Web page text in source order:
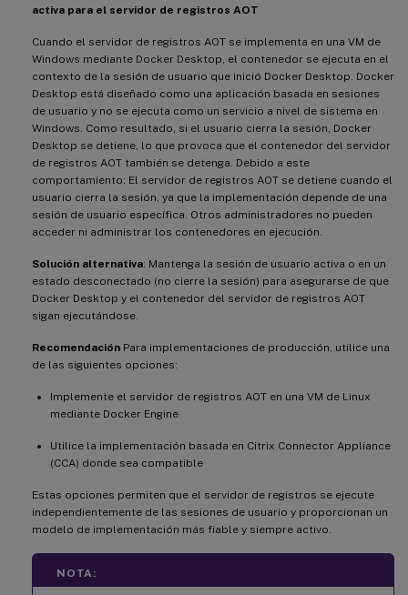
activa para el servidor de registros AOT
Cuando el servidor de registros AOT se implementa en una VM de
Windows mediante Docker Desktop, el contenedor se ejecuta en el
contexto de la sesión de usuario que inició Docker Desktop. Docker
Desktop está diseñado como una aplicación basada en sesiones
de usuario y no se ejecuta como un servicio a nivel de sistema en
Windows. Como resultado, si el usuario cierra la sesión, Docker
Desktop se detiene, lo que provoca que el contenedor del servidor
de registros AOT también se detenga. Debido a este
comportamiento: El servidor de registros AOT se detiene cuando el
usuario cierra la sesión, ya que la implementación depende de una
sesión de usuario específica. Otros administradores no pueden
acceder ni administrar los contenedores en ejecución.
Solución alternativa: Mantenga la sesión de usuario activa o en un
estado desconectado (no cierre la sesión) para asegurarse de que
Docker Desktop y el contenedor del servidor de registros AOT
sigan ejecutándose.
Recomendación Para implementaciones de producción, utilice una
de las siguientes opciones:
Implemente el servidor de registros AOT en una VM de Linux
mediante Docker Engine
Utilice la implementación basada en Citrix Connector Appliance
(CCA) donde sea compatible
Estas opciones permiten que el servidor de registros se ejecute
independientemente de las sesiones de usuario y proporcionan un
modelo de implementación más fiable y siempre activo.
NOTA: